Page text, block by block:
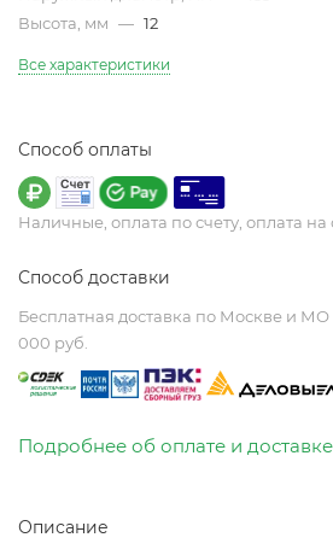
Высота, мм — 12
Все характеристики
Способ оплаты
Наличные, оплата по счету, оплата на
Способ доставки
Бесплатная доставка по Москве и МО
000 руб.
Подробнее об оплате и доставке
Описание